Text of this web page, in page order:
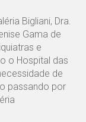
Bigliani, Dra.
Gama de
e
o Hospital das
de
passando por